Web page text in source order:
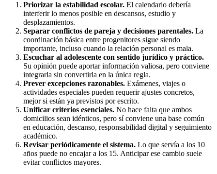
Priorizar la estabilidad escolar. El calendario debería
interferir lo menos posible en descansos, estudio y
desplazamientos.
Separar conflictos de pareja y decisiones parentales. La
coordinación básica entre progenitores sigue siendo
importante, incluso cuando la relación personal es mala.
Escuchar al adolescente con sentido jurídico y práctico.
Su opinión puede aportar información valiosa, pero conviene
integrarla sin convertirla en la única regla.
Prever excepciones razonables. Exámenes, viajes o
actividades especiales pueden requerir ajustes concretos,
mejor si están ya previstos por escrito.
Unificar criterios esenciales. No hace falta que ambos
domicilios sean idénticos, pero sí conviene una base común
en educación, descanso, responsabilidad digital y seguimiento
académico.
Revisar periódicamente el sistema. Lo que servía a los 10
años puede no encajar a los 15. Anticipar ese cambio suele
evitar conflictos mayores.